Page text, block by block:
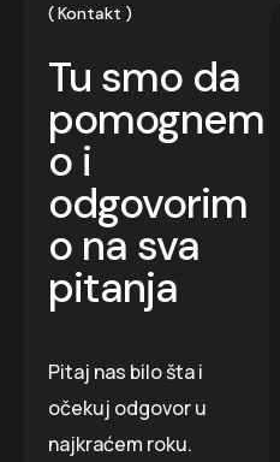
Kontakt
Tu smo da
pomognem
o i
odgovorim
o na sva
pitanja
Pitaj nas bilo šta i
očekuj odgovor u
najkraćem roku.